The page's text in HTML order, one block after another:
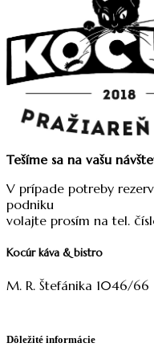
Tešíme sa na vašu
V prípade potreby
podniku
volajte prosím na tel.
Kocúr káva & bistro
M. R. Štefánika 1046/
Dôležité informácie